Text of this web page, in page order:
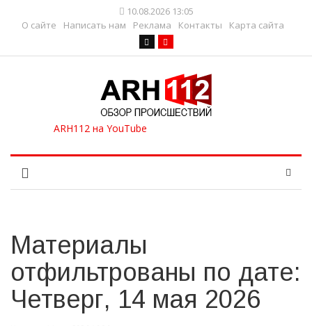
10.08.2026 13:05
О сайте
Написать нам Реклама Контакты Карта сайта
Материалы
отфильтрованы по дате:
Четверг, 14 мая 2026